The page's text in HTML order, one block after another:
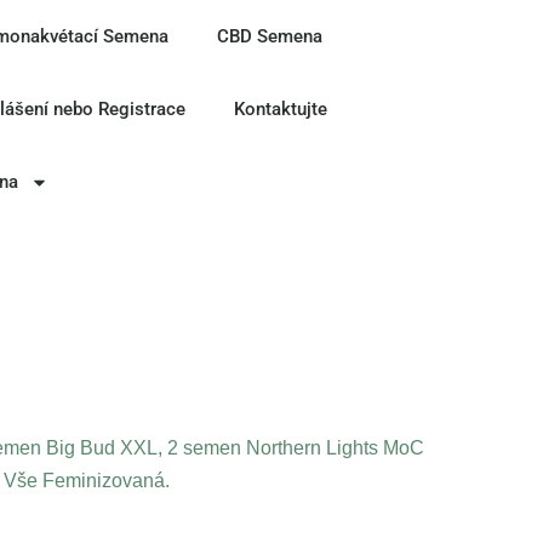
Semena CBD Semena
nebo Registrace Kontaktujte
Big Bud XXL, 2 semen Northern Lights MoC
Feminizovaná.